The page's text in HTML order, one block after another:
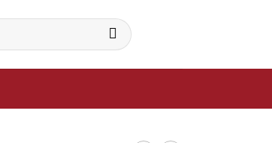
rượu uy tín trên thế giới.